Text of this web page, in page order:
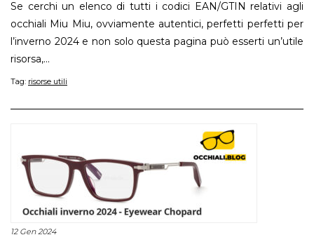
Se cerchi un elenco di tutti i codici EAN/GTIN relativi agli
occhiali Miu Miu, ovviamente autentici, perfetti perfetti per
l’inverno 2024 e non solo questa pagina può esserti un’utile
risorsa,...
Tag: risorse utili
12 Gen 2024